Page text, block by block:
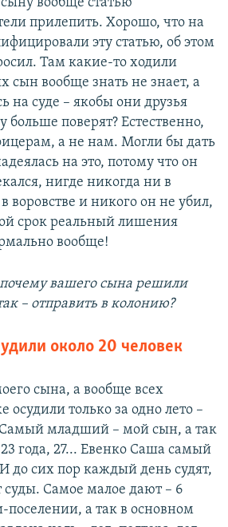
вообще статью
прилепить. Хорошо, что на
эту статью, об этом
Там какие-то ходили
сын вообще знать не знает, а
на суде – якобы они друзья
поверят? Естественно,
а не нам. Могли бы дать
на это, потому что он
нигде никогда ни в
воровстве и никого он не убил,
срок реальный лишения
вообще!
вашего сына решили
– отправить в колонию?
около 20 человек
сына, а вообще всех
только за одно лето –
Самый младший – мой сын, а так
года, 27... Евенко Саша самый
до сих пор каждый день судят,
Самое малое дают – 6
поселении, а так в основном